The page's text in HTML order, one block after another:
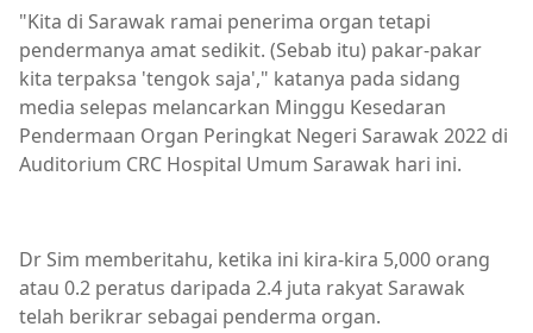
"Kita di Sarawak ramai penerima organ tetapi
pendermanya amat sedikit. (Sebab itu) pakar-pakar
kita terpaksa 'tengok saja'," katanya pada sidang
media selepas melancarkan Minggu Kesedaran
Pendermaan Organ Peringkat Negeri Sarawak 2022 di
Auditorium CRC Hospital Umum Sarawak hari ini.
Dr Sim memberitahu, ketika ini kira-kira 5,000 orang
atau 0.2 peratus daripada 2.4 juta rakyat Sarawak
telah berikrar sebagai penderma organ.